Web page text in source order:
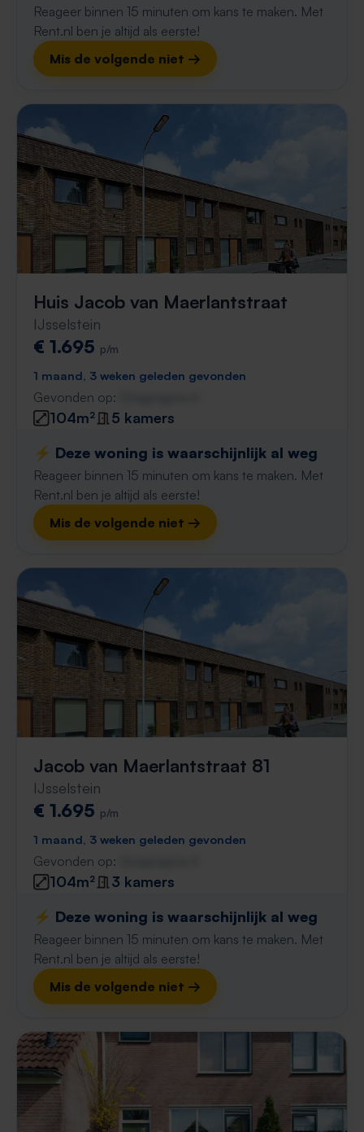
Reageer binnen 15 minuten om kans te maken. Met
Rent.nl ben je altijd als eerste!
Mis de volgende niet →
Huis Jacob van Maerlantstraat
IJsselstein
€ 1.695 p/m
1 maand, 3 weken geleden gevonden
Gevonden op:
104m²
5 kamers
⚡️ Deze woning is waarschijnlijk al weg
Reageer binnen 15 minuten om kans te maken. Met
Rent.nl ben je altijd als eerste!
Mis de volgende niet →
Jacob van Maerlantstraat 81
IJsselstein
€ 1.695 p/m
1 maand, 3 weken geleden gevonden
Gevonden op:
104m²
3 kamers
⚡️ Deze woning is waarschijnlijk al weg
Reageer binnen 15 minuten om kans te maken. Met
Rent.nl ben je altijd als eerste!
Mis de volgende niet →